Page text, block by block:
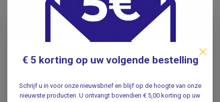
Alles voor Comfort en Zorg bij Incontinentie
In onze collectie thuiszorg hulpmiddelen vind je alles wat je
nodig hebt voor een hygiënische en comfortabele
innovatieve Urox urineopvangsystemen voor dag en
nacht, wij bieden oplossingen die gemak en zekerheid
€ 5 korting op uw volgende bestelling
Schrijf u in voor onze nieuwsbrief en blijf op de hoogte van onze
nieuwste producten. U ontvangt bovendien € 5,00 korting op uw